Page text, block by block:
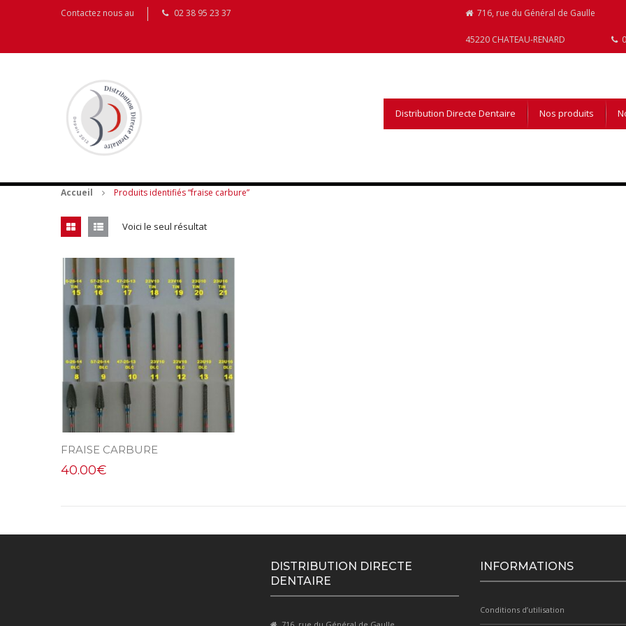
Contactez nous au 02 38 95 23 37 716, rue du Général de Gaulle
45220 CHATEAU-RENARD
Distribution Directe Dentaire Nos produits
Accueil Produits identifiés “fraise carbure”
Voici le seul résultat
FRAISE CARBURE
40.00€
DISTRIBUTION DIRECTE
DENTAIRE
INFORMATIONS
Conditions d’utilisation